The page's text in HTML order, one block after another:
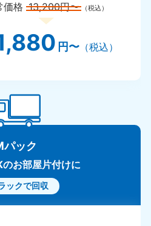
価格13,200円〜 （税込）
円〜（税込）
パック
お部屋片付けに
ックで回収